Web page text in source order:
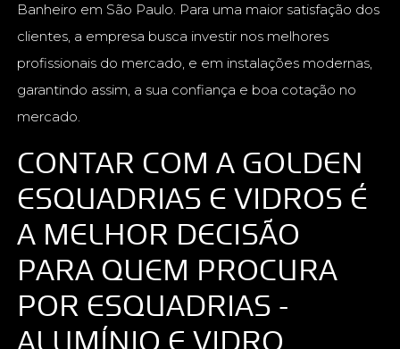
Banheiro em São Paulo. Para uma maior satisfação dos
clientes, a empresa busca investir nos melhores
profissionais do mercado, e em instalações modernas,
garantindo assim, a sua confiança e boa cotação no
mercado.
CONTAR COM A GOLDEN
ESQUADRIAS E VIDROS É
A MELHOR DECISÃO
PARA QUEM PROCURA
POR ESQUADRIAS -